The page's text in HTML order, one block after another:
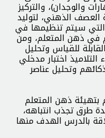
والوجدان)، والتركيز
الذهني، لتوليد
سيتم تنظيمها في
في ذهن المتعلم، ومن
للقياس وتحليل
اختبار مدخلي
وتحليل عناصر
ذهن المتعلم
طرق تجذب انتباهه،
بالدرس الهدف منها